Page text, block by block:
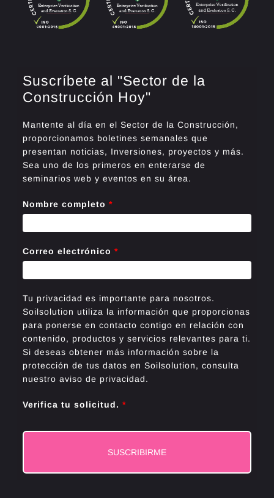
Suscríbete al "Sector de la
Construcción Hoy"
Mantente al día en el Sector de la Construcción,
proporcionamos boletines semanales que
presentan noticias, Inversiones, proyectos y más.
Sea uno de los primeros en enterarse de
seminarios web y eventos en su área.
Nombre completo *
Correo electrónico *
Tu privacidad es importante para nosotros.
Soilsolution utiliza la información que proporcionas
para ponerse en contacto contigo en relación con
contenido, productos y servicios relevantes para ti.
Si deseas obtener más información sobre la
protección de tus datos en Soilsolution, consulta
nuestro aviso de privacidad.
Verifica tu solicitud. *
SUSCRIBIRME